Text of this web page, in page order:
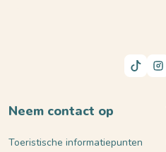
Neem contact op
Toeristische informatiepunten